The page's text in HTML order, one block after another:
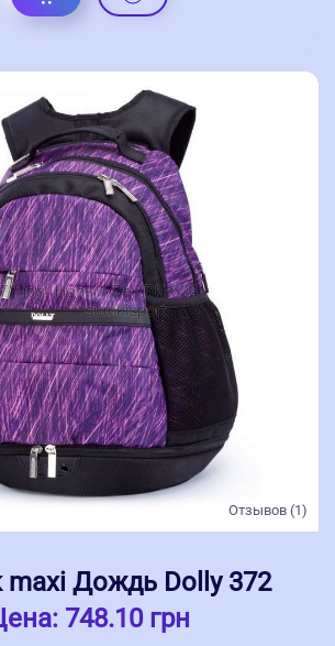
Отзывов (1)
maxi Дождь Dolly 372
748.10 грн